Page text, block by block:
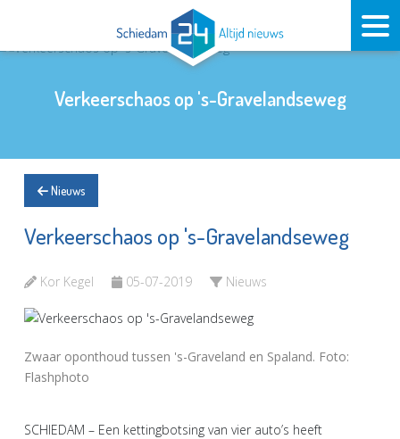
Verkeerschaos op 's-Gravelandseweg
Nieuws
Verkeerschaos op 's-Gravelandseweg
Kor Kegel 05-07-2019 Nieuws
Zwaar oponthoud tussen 's-Graveland en Spaland. Foto:
Flashphoto
SCHIEDAM – Een kettingbotsing van vier auto’s heeft